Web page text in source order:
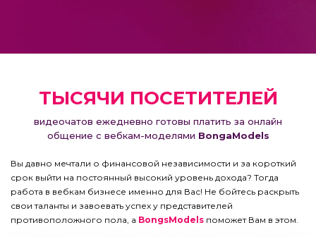
ТЫСЯЧИ ПОСЕТИТЕЛЕЙ
видеочатов ежедневно готовы платить за онлайн
общение с вебкам-моделями BongaModels
Вы давно мечтали о финансовой независимости и за короткий
срок выйти на постоянный высокий уровень дохода? Тогда
работа в вебкам бизнесе именно для Вас! Не бойтесь раскрыть
свои таланты и завоевать успех у представителей
противоположного пола, а BongsModels поможет Вам в этом.